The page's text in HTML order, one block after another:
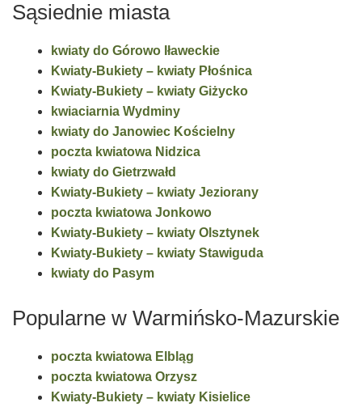
Sąsiednie miasta
kwiaty do Górowo Iławeckie
Kwiaty-Bukiety – kwiaty Płośnica
Kwiaty-Bukiety – kwiaty Giżycko
kwiaciarnia Wydminy
kwiaty do Janowiec Kościelny
poczta kwiatowa Nidzica
kwiaty do Gietrzwałd
Kwiaty-Bukiety – kwiaty Jeziorany
poczta kwiatowa Jonkowo
Kwiaty-Bukiety – kwiaty Olsztynek
Kwiaty-Bukiety – kwiaty Stawiguda
kwiaty do Pasym
Popularne w Warmińsko-Mazurskie
poczta kwiatowa Elbląg
poczta kwiatowa Orzysz
Kwiaty-Bukiety – kwiaty Kisielice